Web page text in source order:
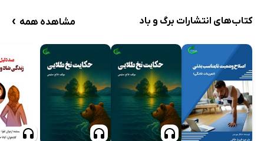
کتاب‌های انتشارات برگ و باد مشاهده همه ›